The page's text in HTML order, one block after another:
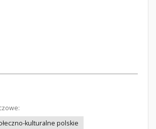
kulturalne polskie